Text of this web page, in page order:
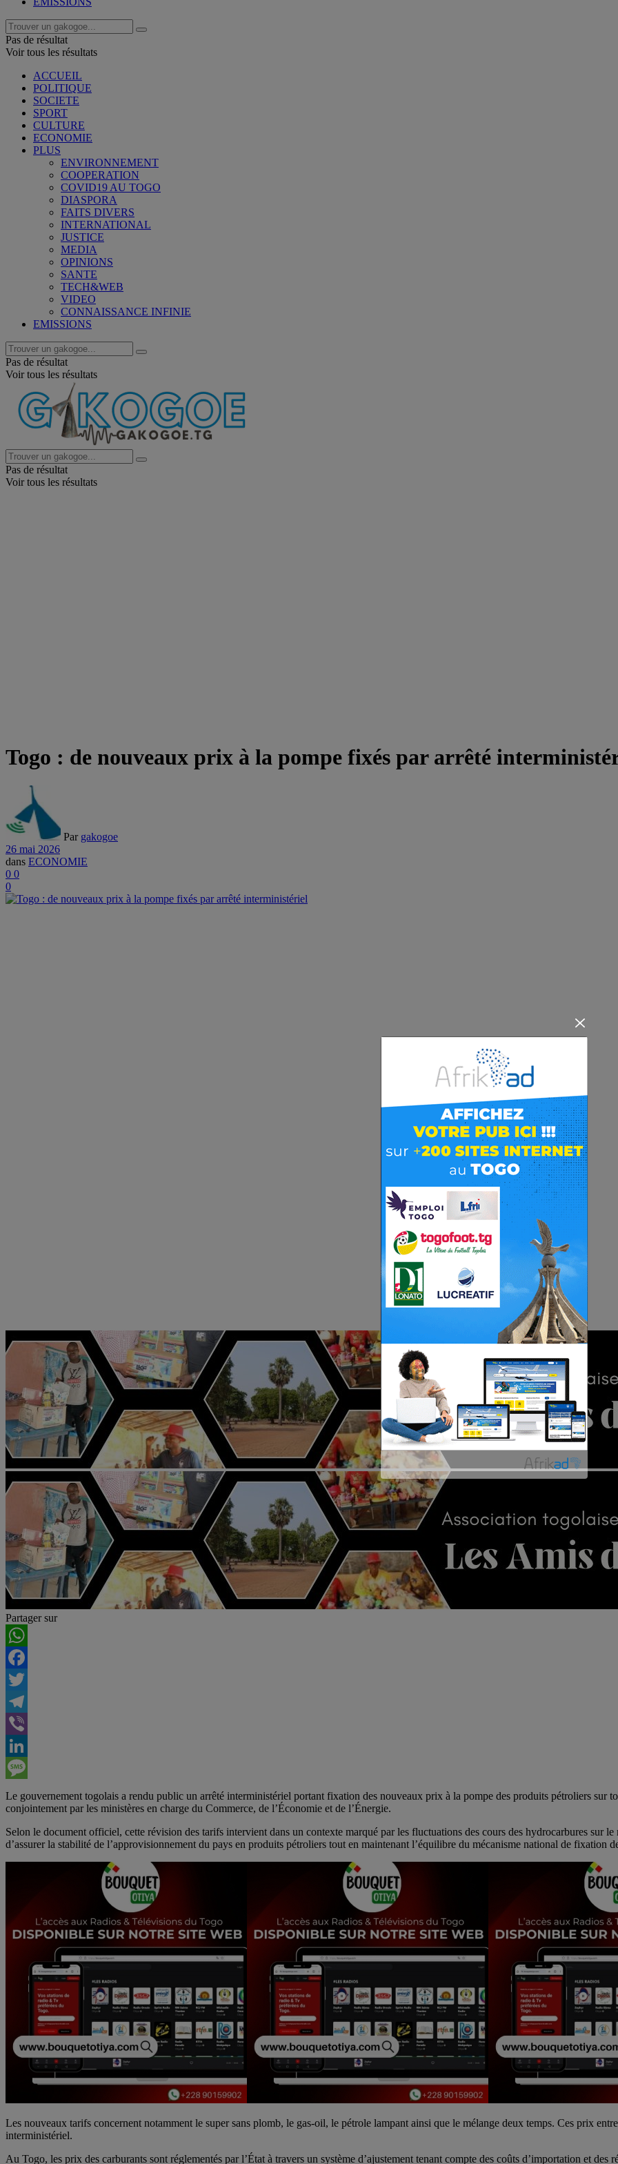
Pas de résultat
Voir tous les résultats
ACCUEIL
POLITIQUE
SOCIETE
SPORT
CULTURE
ECONOMIE
PLUS
ENVIRONNEMENT
COOPERATION
COVID19 AU TOGO
DIASPORA
FAITS DIVERS
INTERNATIONAL
JUSTICE
MEDIA
OPINIONS
SANTE
TECH&WEB
VIDEO
CONNAISSANCE INFINIE
EMISSIONS
Pas de résultat
Voir tous les résultats
Pas de résultat
Voir tous les résultats
Togo : de nouveaux prix à la pompe fixés par arrêté
Par gakogoe
26 mai 2026
dans ECONOMIE
0 0
0
Partager sur
WhatsApp
Facebook
Twitter
Telegram
Viber
LinkedIn
Message
Le gouvernement togolais a rendu public un arrêté interministériel portant fixation des nouveaux prix à la pompe des produits pétroliers sur
conjointement par les ministères en charge du Commerce, de l’Économie et de l’Énergie.
Selon le document officiel, cette révision des tarifs intervient dans un contexte marqué par les fluctuations des cours des hydrocarbures sur
d’assurer la stabilité de l’approvisionnement du pays en produits pétroliers tout en maintenant l’équilibre du mécanisme national de fixation
Les nouveaux tarifs concernent notamment le super sans plomb, le gas-oil, le pétrole lampant ainsi que le mélange deux temps. Ces prix
interministériel.
Au Togo, les prix des carburants sont réglementés par l’État à travers un système d’ajustement tenant compte des coûts d’importation et